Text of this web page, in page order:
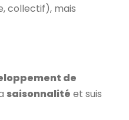
collectif), mais
de
saisonnalité et suis